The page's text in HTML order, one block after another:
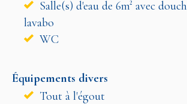
Salle(s) d'eau de 6m² avec
lavabo
WC
Équipements divers
Tout à l'égout